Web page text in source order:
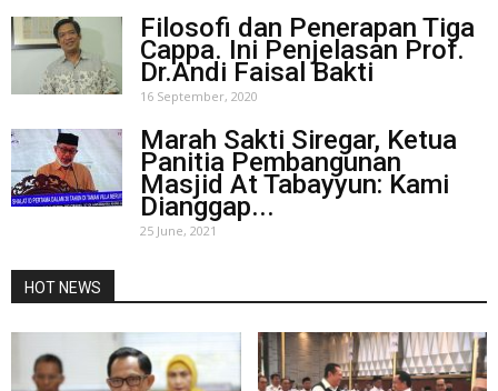
Filosofi dan Penerapan Tiga
Cappa. Ini Penjelasan Prof.
Dr.Andi Faisal Bakti
16 September, 2020
Marah Sakti Siregar, Ketua
Panitia Pembangunan
Masjid At Tabayyun: Kami
Dianggap...
25 June, 2021
HOT NEWS